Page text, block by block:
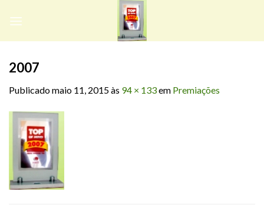
2007
Publicadomaio 11, 2015às 94 × 133em Premiações